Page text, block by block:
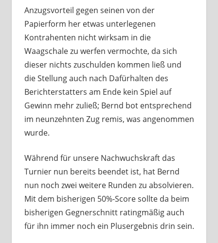
Anzugsvorteil gegen seinen von der
Papierform her etwas unterlegenen
Kontrahenten nicht wirksam in die
Waagschale zu werfen vermochte, da sich
dieser nichts zuschulden kommen ließ und
die Stellung auch nach Dafürhalten des
Berichterstatters am Ende kein Spiel auf
Gewinn mehr zuließ; Bernd bot entsprechend
im neunzehnten Zug remis, was angenommen
wurde.
Während für unsere Nachwuchskraft das
Turnier nun bereits beendet ist, hat Bernd
nun noch zwei weitere Runden zu absolvieren.
Mit dem bisherigen 50%-Score sollte da beim
bisherigen Gegnerschnitt ratingmäßig auch
für ihn immer noch ein Plusergebnis drin sein.